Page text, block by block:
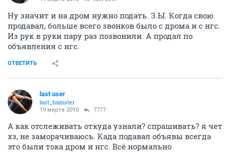
Ну значит и на дром нужно подать. З.Ы. Когда свою
продавал, больше всего звонков было с дрома и с нгс.
Из рук в руки пару раз позвонили. А продал по
объявления с нгс.
ОТВЕТИТЬ
last user
last_hamster
19 марта 2010 7777
А как отслеживать откуда узнали? спрашивать? я чет
хз, не заморачиваюсь. Када подавал объявы всегда
это были тока дром и нгс. Всё нормально